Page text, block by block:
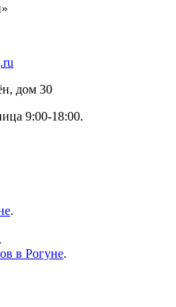
дом 30
9:00-18:00.
.
.
в Рогуне.